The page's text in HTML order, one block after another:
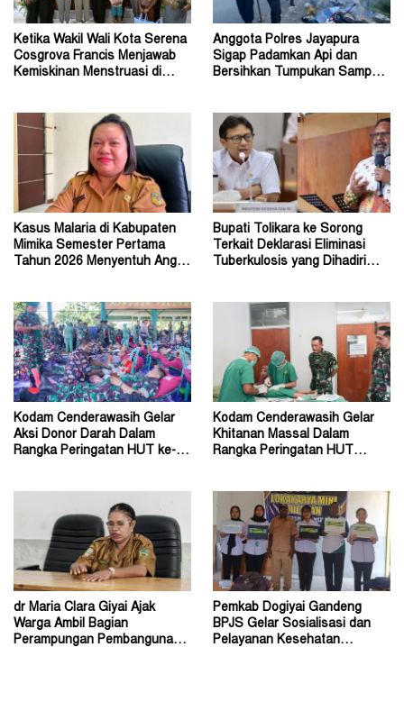
Ketika Wakil Wali Kota Serena
Cosgrova Francis Menjawab
Kemiskinan Menstruasi di
Anggota Polres Jayapura
Sigap Padamkan Api dan
Bersihkan Tumpukan Sampah
Kasus Malaria di Kabupaten
Mimika Semester Pertama
Tahun 2026 Menyentuh Angka
Bupati Tolikara ke Sorong
Terkait Deklarasi Eliminasi
Tuberkulosis yang Dihadiri
Kodam Cenderawasih Gelar
Aksi Donor Darah Dalam
Rangka Peringatan HUT ke-63
Kodam Cenderawasih Gelar
Khitanan Massal Dalam
Rangka Peringatan HUT
dr Maria Clara Giyai Ajak
Warga Ambil Bagian
Perampungan Pembangunan
Pemkab Dogiyai Gandeng
BPJS Gelar Sosialisasi dan
Pelayanan Kesehatan